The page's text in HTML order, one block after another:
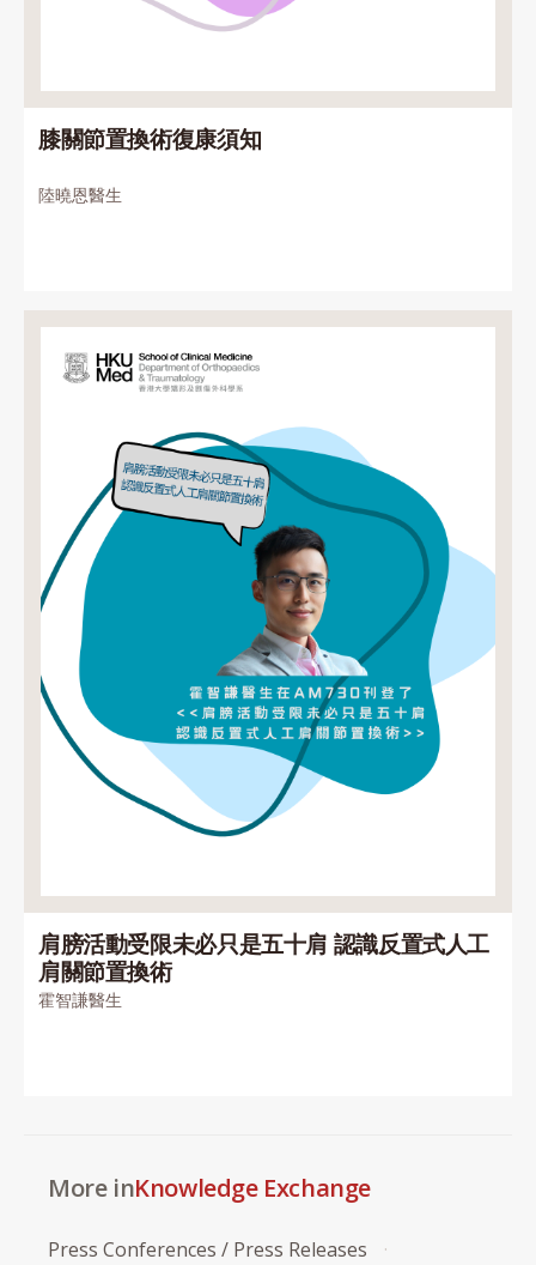
膝關節置換術復康須知
陸曉恩醫生
肩膀活動受限未必只是五十肩 認識反置式人工
肩關節置換術
霍智謙醫生
More inKnowledge Exchange
Press Conferences / Press Releases